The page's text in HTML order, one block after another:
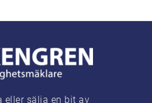
eller sälja en bit av